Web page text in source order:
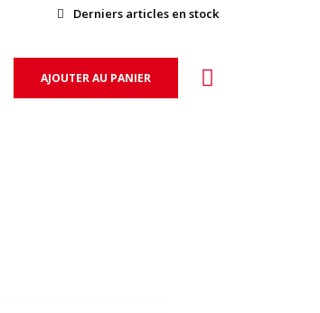
Derniers articles en stock
AJOUTER AU PANIER